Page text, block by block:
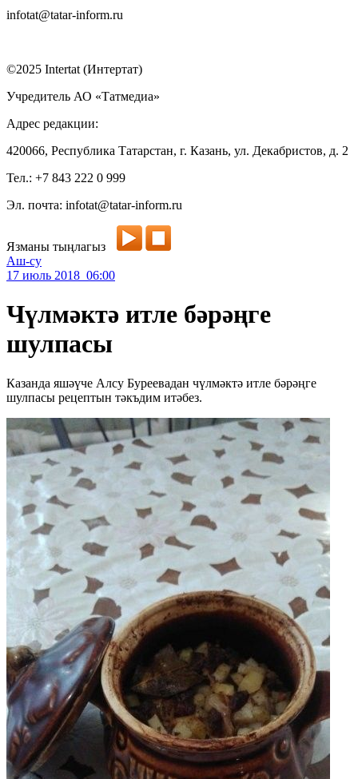
infotat@tatar-inform.ru
©2025 Intertat (Интертат)
Учредитель АО «Татмедиа»
Адрес редакции:
420066, Республика Татарстан, г. Казань, ул. Декабристов, д. 2
Тел.: +7 843 222 0 999
Эл. почта: infotat@tatar-inform.ru
Язманы тыңлагыз
Аш-су
17 июль 2018 06:00
Чүлмәктә итле бәрәңге
шулпасы
Казанда яшәүче Алсу Буреевадан чүлмәктә итле бәрәңге
шулпасы рецептын тәкъдим итәбез.